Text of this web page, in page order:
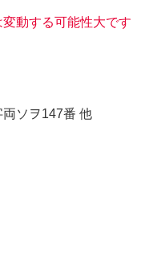
動する可能性大です
ソヲ147番 他